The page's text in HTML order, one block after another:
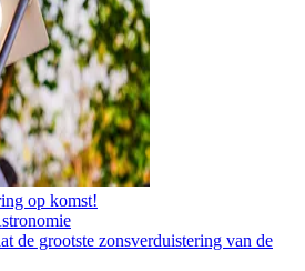
op komst!
de grootste zonsverduistering van de